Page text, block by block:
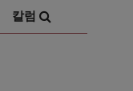
칼럼